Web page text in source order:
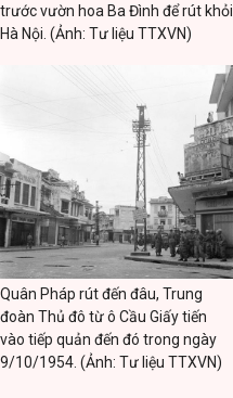
trước vườn hoa Ba Đình để rút khỏi
Hà Nội. (Ảnh: Tư liệu TTXVN)
Quân Pháp rút đến đâu, Trung
đoàn Thủ đô từ ô Cầu Giấy tiến
vào tiếp quản đến đó trong ngày
9/10/1954. (Ảnh: Tư liệu TTXVN)